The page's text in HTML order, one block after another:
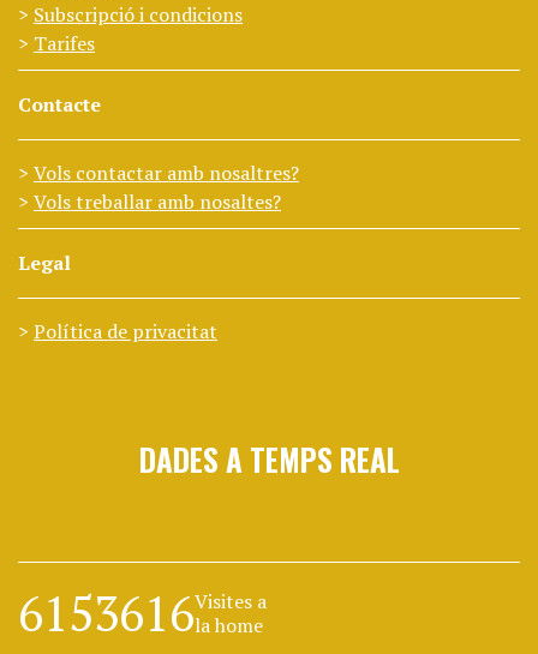
Subscripció i condicions
Tarifes
Contacte
Vols contactar amb nosaltres?
Vols treballar amb nosaltes?
Legal
Política de privacitat
DADES A TEMPS REAL
6153616Visites a
la home